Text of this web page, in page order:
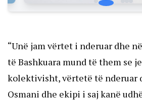
“Unë jam vërtet i nderuar dhe
të Bashkuara mund të them se
kolektivisht, vërtetë të nderuar
Osmani dhe ekipi i saj kanë